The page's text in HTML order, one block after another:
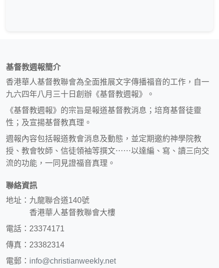
基督教週報簡介
香港華人基督教聯會為全面推展文字傳播福音的工作，自一
九六四年八月三十日創辦《基督教週報》。
《基督教週報》的宗旨是報道基督教消息；培育基督徒靈
性；及宣揚基督教真理。
週報內容包括報道教會消息及動態，並定期邀約神學院教
授、教會牧師、信徒領袖等撰文⋯⋯以達編、寫、讀三向交
流的功能，一同見證福音真理。
聯絡資訊
地址：九龍聯合道140號
香港華人基督教聯會大樓
電話：23374171
傳真：23382314
電郵： info@christianweekly.net